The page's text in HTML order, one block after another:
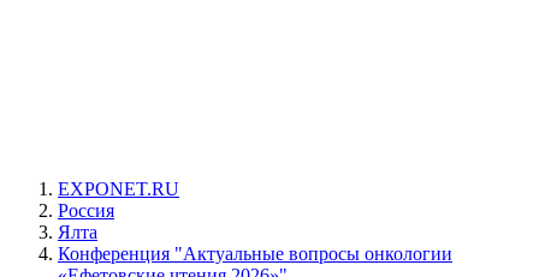
EXPONET.RU
Россия
Ялта
Конференция "Актуальные вопросы онкологии